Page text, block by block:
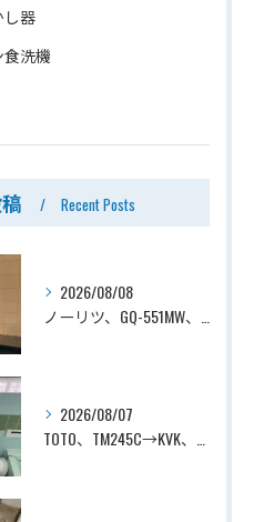
し器
洗機
Recent Posts
2026/08/08
2026/08/07